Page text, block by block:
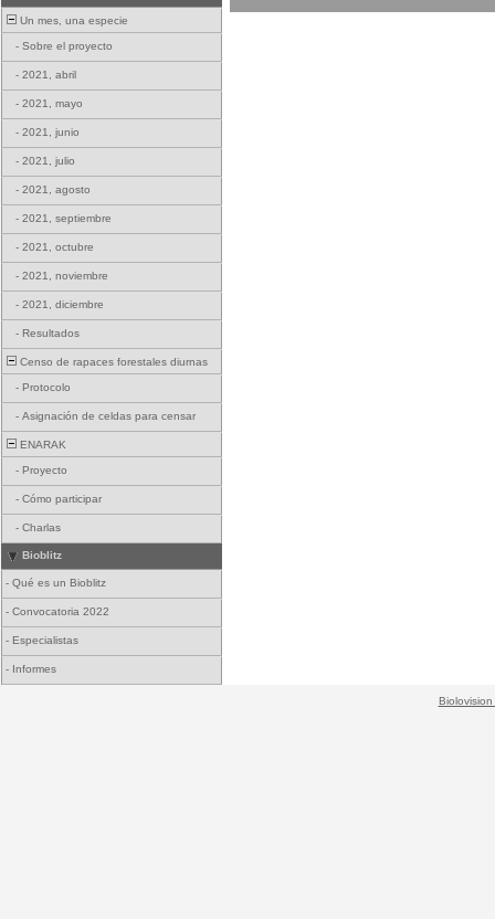
Un mes, una especie
- Sobre el proyecto
- 2021, abril
- 2021, mayo
- 2021, junio
- 2021, julio
- 2021, agosto
- 2021, septiembre
- 2021, octubre
- 2021, noviembre
- 2021, diciembre
- Resultados
Censo de rapaces forestales diurnas
- Protocolo
- Asignación de celdas para censar
ENARAK
- Proyecto
- Cómo participar
- Charlas
Bioblitz
- Qué es un Bioblitz
- Convocatoria 2022
- Especialistas
- Informes
Biolovision